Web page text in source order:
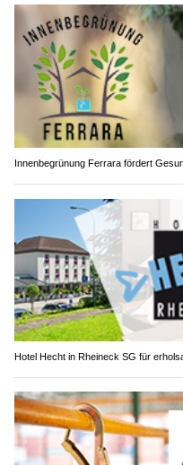
Innenbegrünung Ferrara fördert
Hotel Hecht in Rheineck SG für